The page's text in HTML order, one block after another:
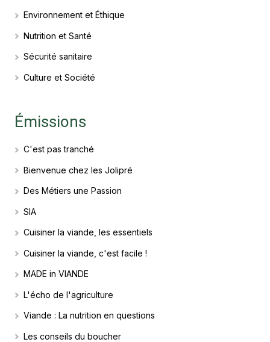
Environnement et Éthique
Nutrition et Santé
Sécurité sanitaire
Culture et Société
Émissions
C'est pas tranché
Bienvenue chez les Jolipré
Des Métiers une Passion
SIA
Cuisiner la viande, les essentiels
Cuisiner la viande, c'est facile !
MADE in VIANDE
L'écho de l'agriculture
Viande : La nutrition en questions
Les conseils du boucher